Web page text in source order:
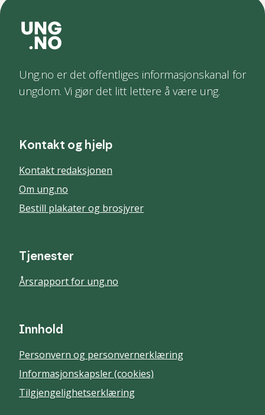
Ung.no er det offentliges informasjonskanal for
ungdom. Vi gjør det litt lettere å være ung.
Kontakt og hjelp
Kontakt redaksjonen
Om ung.no
Bestill plakater og brosjyrer
Tjenester
Årsrapport for ung.no
Innhold
Personvern og personvernerklæring
Informasjonskapsler (cookies)
Tilgjengelighetserklæring